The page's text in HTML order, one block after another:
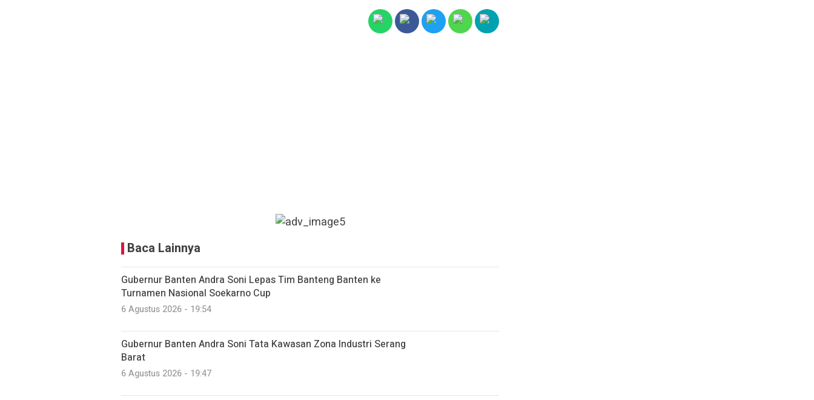
Baca Lainnya
Gubernur Banten Andra Soni Lepas Tim Banteng Banten ke
Turnamen Nasional Soekarno Cup
6 Agustus 2026 - 19:54
Gubernur Banten Andra Soni Tata Kawasan Zona Industri Serang
Barat
6 Agustus 2026 - 19:47